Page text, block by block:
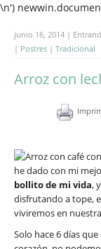
\n')
junio 16, 2014 |
| Postres | Tradicional
Arroz con
he dado con mi
bollito de mi vida,
disfrutando a tope,
viviremos en
Solo hace 6 días